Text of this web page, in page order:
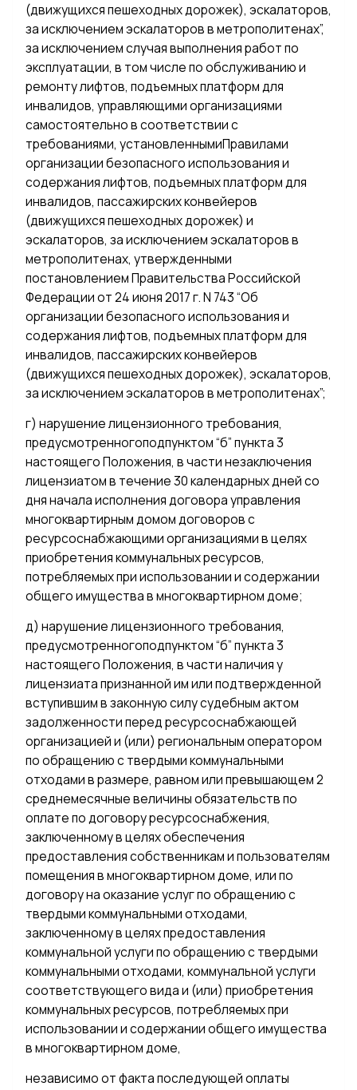
(движущихся пешеходных дорожек), эскалаторов,
за исключением эскалаторов в метрополитенах”,
за исключением случая выполнения работ по
эксплуатации, в том числе по обслуживанию и
ремонту лифтов, подъемных платформ для
инвалидов, управляющими организациями
самостоятельно в соответствии с
требованиями, установленнымиПравилами
организации безопасного использования и
содержания лифтов, подъемных платформ для
инвалидов, пассажирских конвейеров
(движущихся пешеходных дорожек) и
эскалаторов, за исключением эскалаторов в
метрополитенах, утвержденными
постановлением Правительства Российской
Федерации от 24 июня 2017 г. N 743 “Об
организации безопасного использования и
содержания лифтов, подъемных платформ для
инвалидов, пассажирских конвейеров
(движущихся пешеходных дорожек), эскалаторов,
за исключением эскалаторов в метрополитенах”;
г) нарушение лицензионного требования,
предусмотренногоподпунктом “б” пункта 3
настоящего Положения, в части незаключения
лицензиатом в течение 30 календарных дней со
дня начала исполнения договора управления
многоквартирным домом договоров с
ресурсоснабжающими организациями в целях
приобретения коммунальных ресурсов,
потребляемых при использовании и содержании
общего имущества в многоквартирном доме;
д) нарушение лицензионного требования,
предусмотренногоподпунктом “б” пункта 3
настоящего Положения, в части наличия у
лицензиата признанной им или подтвержденной
вступившим в законную силу судебным актом
задолженности перед ресурсоснабжающей
организацией и (или) региональным оператором
по обращению с твердыми коммунальными
отходами в размере, равном или превышающем 2
среднемесячные величины обязательств по
оплате по договору ресурсоснабжения,
заключенному в целях обеспечения
предоставления собственникам и пользователям
помещения в многоквартирном доме, или по
договору на оказание услуг по обращению с
твердыми коммунальными отходами,
заключенному в целях предоставления
коммунальной услуги по обращению с твердыми
коммунальными отходами, коммунальной услуги
соответствующего вида и (или) приобретения
коммунальных ресурсов, потребляемых при
использовании и содержании общего имущества
в многоквартирном доме,
независимо от факта последующей оплаты